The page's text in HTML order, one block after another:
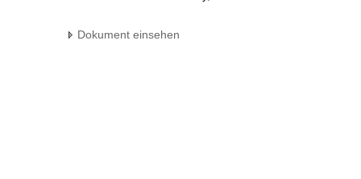
Dokument einsehen